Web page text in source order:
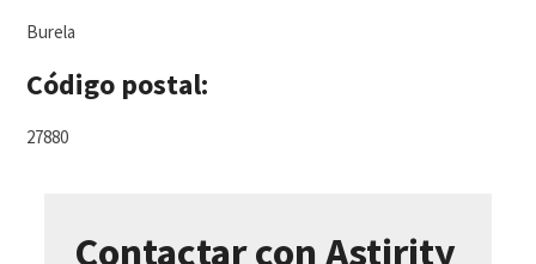
Burela
Código postal:
27880
Contactar con Astirity